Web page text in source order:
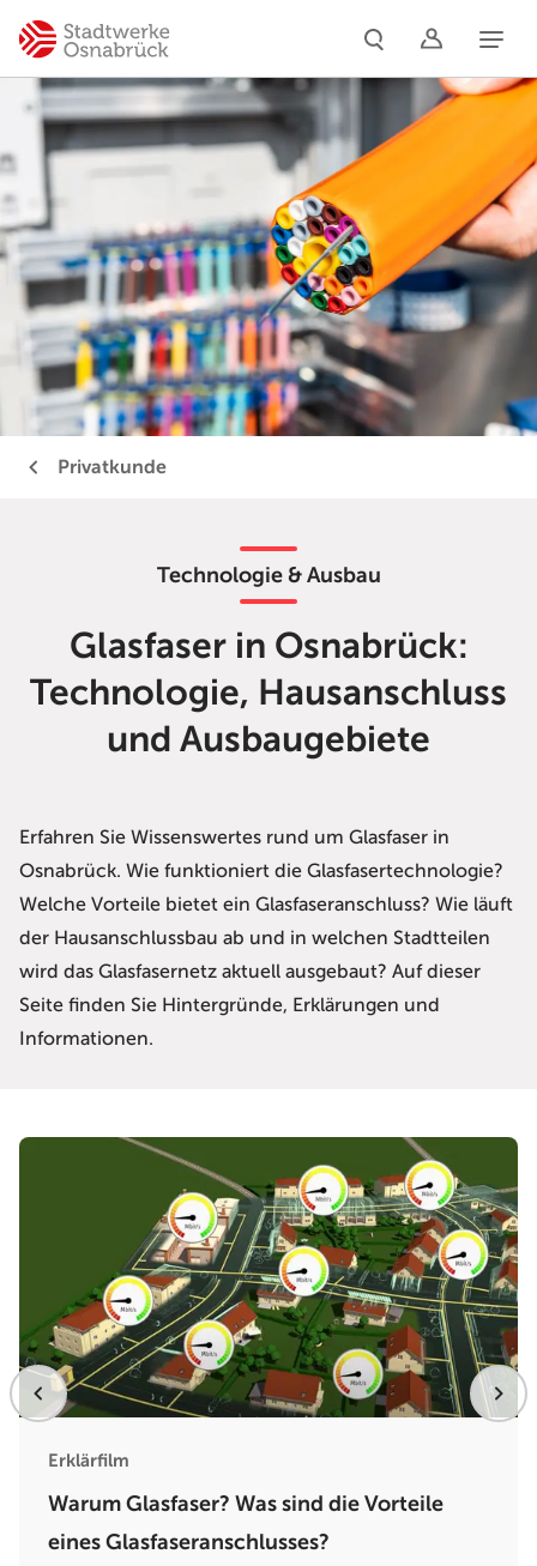
Privatkunde
Technologie & Ausbau
Glasfaser in Osnabrück:
Technologie, Hausanschluss
und Ausbaugebiete
Erfahren Sie Wissenswertes rund um Glasfaser in
Osnabrück. Wie funktioniert die Glasfasertechnologie?
Welche Vorteile bietet ein Glasfaseranschluss? Wie läuft
der Hausanschlussbau ab und in welchen Stadtteilen
wird das Glasfasernetz aktuell ausgebaut? Auf dieser
Seite finden Sie Hintergründe, Erklärungen und
Informationen.
Erklärfilm
Warum Glasfaser? Was sind die Vorteile
eines Glasfaseranschlusses?